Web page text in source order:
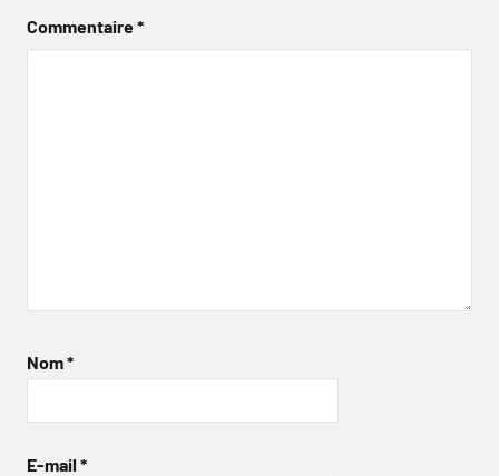
Commentaire*
Nom*
E-mail *